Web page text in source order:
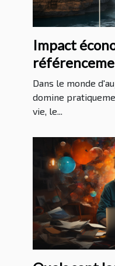
Impact
entreprises
Dans le monde
domine
vie, le...